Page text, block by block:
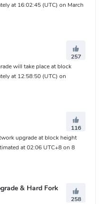
at 16:02:45 (UTC) on March
257
will take place at block
at 12:58:50 (UTC) on
116
upgrade at block height
at 02:06 UTC+8 on 8
& Hard Fork
258